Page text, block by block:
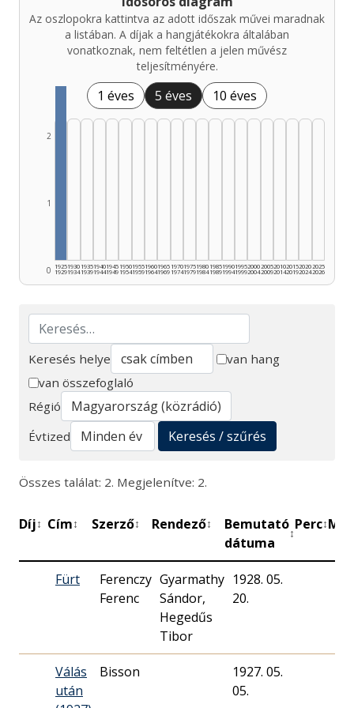
Az oszlopokra kattintva az adott időszak művei maradnak
a listában. A díjak a hangjátékokra általában
vonatkoznak, nem feltétlen a jelen művész
teljesítményére.
1 éves 5 éves 10 éves
0
1
2
1925
1929
1930
1934
1935
1939
1940
1944
1945
1949
1950
1954
1955
1959
1960
1964
1965
1969
1970
1974
1975
1979
1980
1984
1985
1989
1990
1994
1995
1999
2000
2004
2005
2009
2010
2014
2015
2019
2020
2024
2025
2026
Keresés
Keresés helye
van hang
van összefoglaló
Régió
Évtized
Keresés / szűrés
Összes találat: 2. Megjelenítve: 2.
Díj↕ Cím↕ Szerző↕ Rendező↕
Bemutató
dátuma
↕
Perc↕
Fürt
Ferenczy
Ferenc
Gyarmathy
Sándor,
Hegedűs
Tibor
1928. 05.
20.
Válás
után
Bisson
1927. 05.
05.